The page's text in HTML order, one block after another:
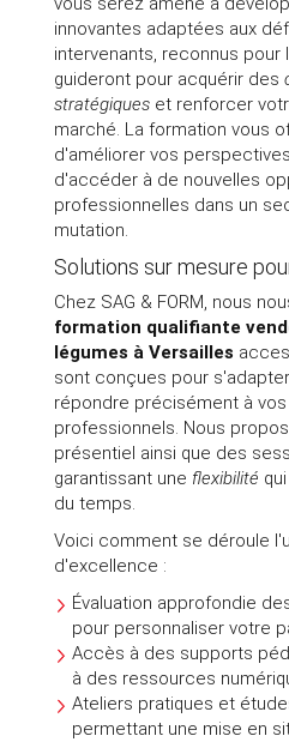
innovantes adaptées aux
intervenants, reconnus pour
guideront pour acquérir des
stratégiqueset renforcer
marché. La formation vous
d'améliorer vos
d'accéder à de nouvelles
professionnelles dans un
mutation.
Solutions sur mesure
Chez SAG & FORM, nous
formation qualifiante
légumes à Versailles
sont conçues pour
répondre précisément à
professionnels. Nous
présentiel ainsi que des
garantissant une flexibilité
du temps.
Voici comment se déroule
d'excellence :
Évaluation approfondie
pour personnaliser votre
Accès à des supports
à des ressources
Ateliers pratiques et
permettant une mise en